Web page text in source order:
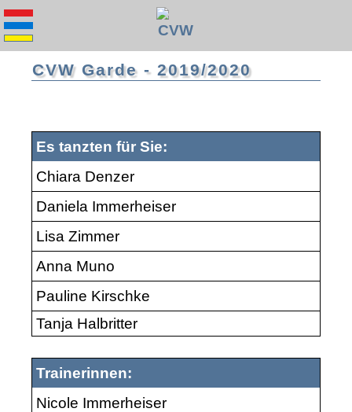
CVW Garde - 2019/2020
Es tanzten für Sie:
Chiara Denzer
Daniela Immerheiser
Lisa Zimmer
Anna Muno
Pauline Kirschke
Tanja Halbritter
Trainerinnen:
Nicole Immerheiser